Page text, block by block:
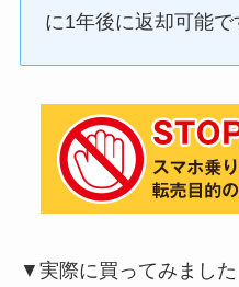
に1年後に返却可能で
▼実際に買ってみまし